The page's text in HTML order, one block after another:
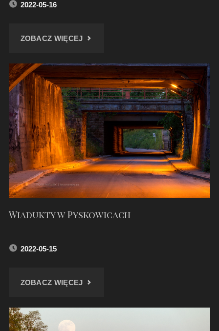
2022-05-16
ZOBACZ WIĘCEJ"MAJOWY
ZACHÓD
SŁOŃCA
NAD
JEZIOREM
PŁAWNIOWICE"
Wiadukty w Pyskowicach
2022-05-15
ZOBACZ WIĘCEJ"WIADUKTY
W